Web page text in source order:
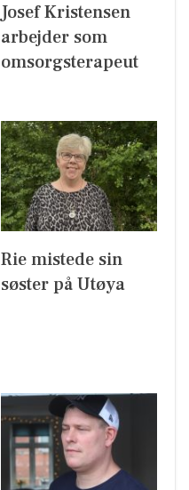
Josef Kristensen
arbejder som
omsorgsterapeut
Rie mistede sin
søster på Utøya